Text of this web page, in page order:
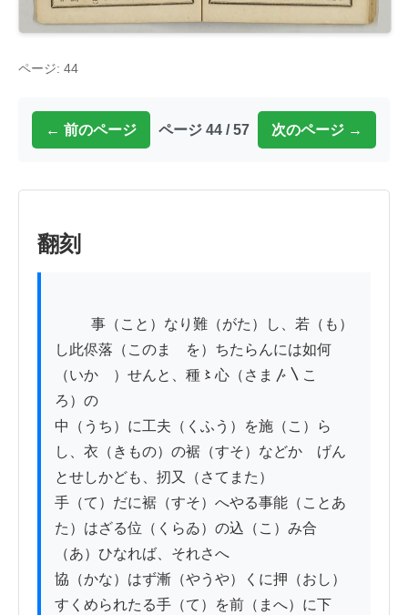
ページ: 44
← 前のページ ページ 44 / 57 次のページ →
翻刻
し此侭落（このまゝを）ちたらんには如何
（いかゝ）せんと、種〻心（さま〴〵こゝ
ろ）の
中（うち）に工夫（くふう）を施（こ）ら
し、衣（きもの）の裾（すそ）などかゝげん
とせしかども、扨又（さてまた）
手（て）だに裾（すそ）へやる事能（ことあ
た）はざる位（くらゐ）の込（こ）み合
（あ）ひなれば、それさへ
協（かな）はず漸（やうや）くに押（おし）
すくめられたる手（て）を前（まへ）に下